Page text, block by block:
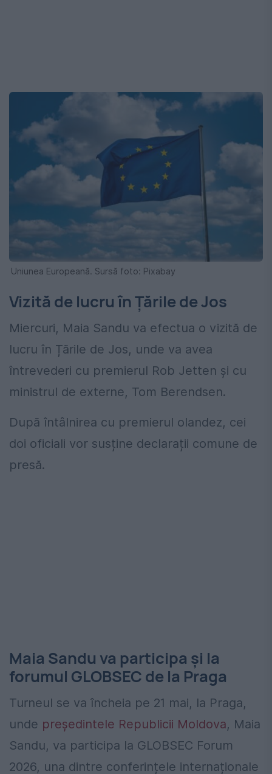
Uniunea Europeană. Sursă foto: Pixabay
Vizită de lucru în Țările de Jos
Miercuri, Maia Sandu va efectua o vizită de
lucru în Țările de Jos, unde va avea
întrevederi cu premierul Rob Jetten și cu
ministrul de externe, Tom Berendsen.
După întâlnirea cu premierul olandez, cei
doi oficiali vor susține declarații comune de
presă.
Maia Sandu va participa și la
forumul GLOBSEC de la Praga
Turneul se va încheia pe 21 mai, la Praga,
unde președintele Republicii Moldova, Maia
Sandu, va participa la GLOBSEC Forum
2026, una dintre conferințele internaționale